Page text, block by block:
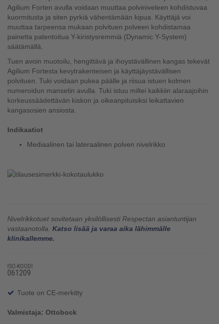
Agilium Forten avulla voidaan muuttaa polviniveleen kohdistuvaa
kuormitusta ja siten pyrkiä vähentämään kipua. Käyttäjä voi
muuttaa tarpeensa mukaan polvituen polveen kohdistamaa
painetta patentoitua Y-kiristysremmiä (Dynamic Y-System)
säätämällä.
Tuen avoin muotoilu, hengittävä ja ihoystävällinen kangas tekevät
Agilium Fortesta kevytrakenteisen ja käyttäjäystävällisen
polvituen. Tuki voidaan pukea päälle ja riisua istuen kolmen
numeroidun mansetin avulla. Tuki istuu miltei kaikkiin alaraajoihin
korkeussäädettävän kiskon ja oikeanpituisiksi leikattavien
kangasosien ansiosta.
Indikaatiot
Mediaalinen tai lateraalinen polven nivelrikko
Nivelrikkotuet sovitetaan yksilöllisesti Respectan asiantuntijan
vastaanotolla. Katso lisää ja varaa aika lähimmälle
klinikallemme.
ISO-KOODI
061209
Tuote on CE-merkitty
Valmistaja: Ottobock